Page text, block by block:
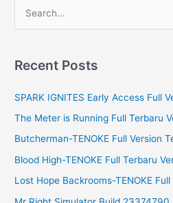
r
h
f
o
Recent Posts
SPARK IGNITES Early Access Full
The Meter is Running Full Terbaru
Butcherman-TENOKE Full Version
Blood High-TENOKE Full Terbaru
Lost Hope Backrooms-TENOKE